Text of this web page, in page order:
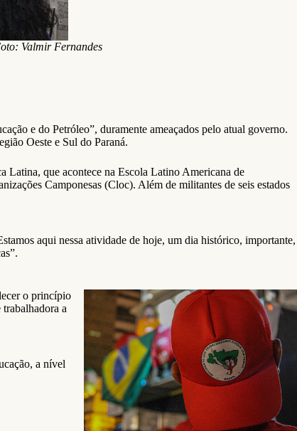
Valmir Fernandes
e do Petróleo”, duramente ameaçados pelo atual governo.
Oeste e Sul do Paraná.
Latina, que acontece na Escola Latino Americana de
Camponesas (Cloc). Além de militantes de seis estados
aqui nessa atividade de hoje, um dia histórico, importante,
o princípio
a
a nível